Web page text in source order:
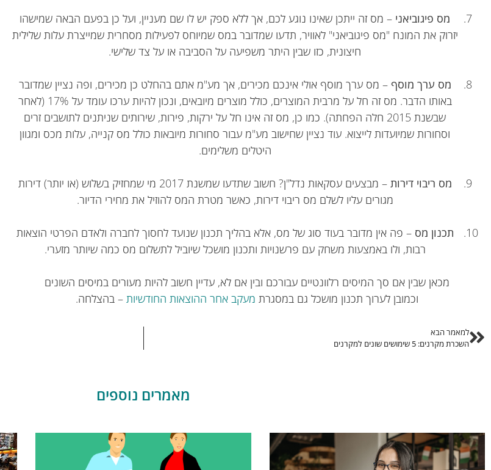
מס פיגוביאני – מס זה ייתכן שאינו נוגע לכם, אך ללא ספק יש לו שם מעניין, ועל כן בפעם הבאה שמישהו
יזרוק את המונח "מס פיגוביאני" לאוויר, תדעו שמדובר במס שמיוחס לפעילות מסחרית שמייצרת עלות שלילית
חיצונית, כזו שבין היתר משפיעה על הסביבה או על צד שלישי.
מס ערך מוסף– מס ערך מוסף אולי אינכם מכירים, אך מע"מ אתם בהחלט כן מכירים, ופה נציין שמדובר
באותו הדבר. מס זה חל על מרבית המוצרים, כולל מוצרים מיובאים, ונכון להיות ערכו עומד על 17% (לאחר
שבשנת 2015 חלה הפחתה). כמו כן, מס זה אינו חל על ירקות, פירות, שירותים שניתנים לתושבים זרים
וסחורות שמיועדות לייצוא. עוד נציין שחישוב מע"מ עבור סחורות מיובאות כולל מס קנייה, עלות מכס ומגוון
היטלים משלימים.
מס ריבוי דירות
– מבצעים עסקאות נדל"ן? חשוב שתדעו שמשנת 2017 מי שמחזיק בשלוש (או יותר) דירות
מגורים עליו לשלם מס ריבוי דירות, כאשר מטרת המס להוזיל את מחירי הדיור.
תכנון מס– פה אין מדובר בעוד סוג של מס, אלא בהליך תכנון שנועד לחסוך לחברה ולאדם הפרטי הוצאות
רבות, ולו באמצעות משחק עם פרשנויות ותכנון מושכל שיוביל לתשלום מס כמה שיותר מזערי.
מכאן שבין אם סך המיסים רלוונטיים עבורכם ובין אם לא, עדיין חשוב להיות מעורים במיסים השונים
וכמובן לערוך תכנון מושכל גם במסגרת מעקב אחר ההוצאות החודשיות – בהצלחה.
למאמר הבא
השכרת מקרנים: 5 שימושים שונים למקרנים
מאמרים נוספים